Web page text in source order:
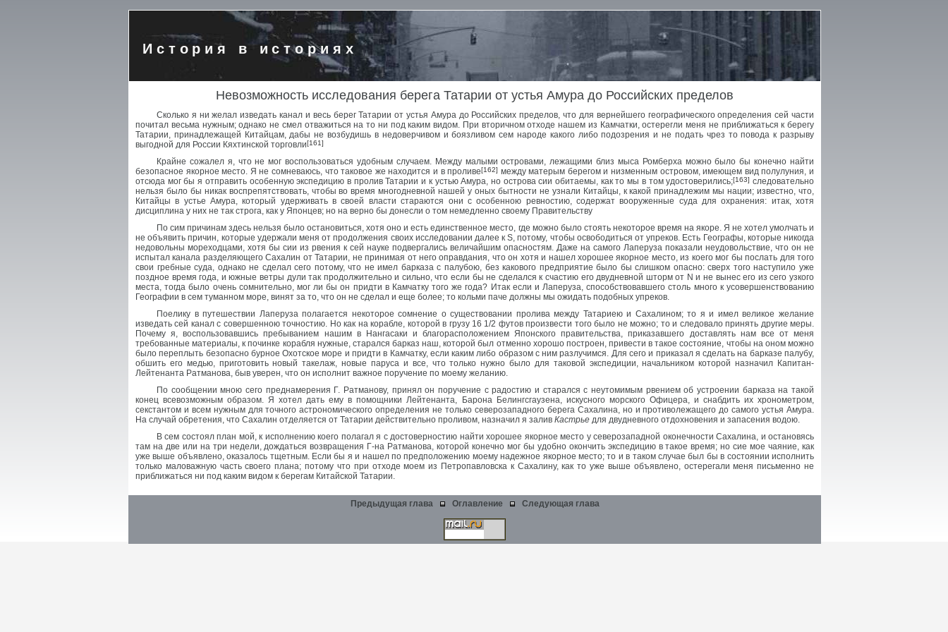
История в историях
Невозможность исследования берега Татарии от устья Амура до Российских пределов
Сколько я ни желал изведать канал и весь берег Татарии от устья Амура до Российских пределов, что для вернейшего географического определения сей части
почитал весьма нужным; однако не смел отважиться на то ни под каким видом. При вторичном отходе нашем из Камчатки, остерегли меня не приближаться к берегу
Татарии, принадлежащей Китайцам, дабы не возбудишь в недоверчивом и боязливом сем народе какого либо подозрения и не подать чрез то повода к разрыву
выгодной для России Кяхтинской торговли[161]
Крайне сожалел я, что не мог воспользоваться удобным случаем. Между малыми островами, лежащими близ мыса Ромберха можно было бы конечно найти
безопасное якорное место. Я не сомневаюсь, что таковое же находится и в проливе[162] между матерым берегом и низменным островом, имеющем вид полулуния, и
отсюда мог бы я отправить особенную экспедицию в пролив Татарии и к устью Амура, но острова сии обитаемы, как то мы в том удостоверились;[163] следовательно
нельзя было бы никак воспрепятствовать, чтобы во время многодневной нашей у оных бытности не узнали Китайцы, к какой принадлежим мы нации; известно, что,
Китайцы в устье Амура, который удерживать в своей власти стараются они с особенною ревностию, содержат вооруженные суда для охранения: итак, хотя
дисциплина у них не так строга, как у Японцев; но на верно бы донесли о том немедленно своему Правительству
По сим причинам здесь нельзя было остановиться, хотя оно и есть единственное место, где можно было стоять некоторое время на якоре. Я не хотел умолчать и
не объявить причин, которые удержали меня от продолжения своих исследовании далее к S, потому, чтобы освободиться от упреков. Есть Географы, которые никогда
недовольны мореходцами, хотя бы сии из рвения к сей науке подвергались величайшим опасностям. Даже на самого Лаперуза показали неудовольствие, что он не
испытал канала разделяющего Сахалин от Татарии, не принимая от него оправдания, что он хотя и нашел хорошее якорное место, из коего мог бы послать для того
свои гребные суда, однако не сделал сего потому, что не имел барказа с палубою, без какового предприятие было бы слишком опасно: сверх того наступило уже
поздное время года, и южные ветры дули так продолжительно и сильно, что если бы не сделался к счастию его двудневной шторм от N и не вынес его из сего узкого
места, тогда было очень сомнительно, мог ли бы он придти в Камчатку того же года? Итак если и Лаперуза, способствовавшего столь много к усовершенствованию
Географии в сем туманном море, винят за то, что он не сделал и еще более; то кольми паче должны мы ожидать подобных упреков.
Поелику в путешествии Лаперуза полагается некоторое сомнение о существовании пролива между Татариею и Сахалином; то я и имел великое желание
изведать сей канал с совершенною точностию. Но как на корабле, которой в грузу 16 1/2 футов произвести того было не можно; то и следовало принять другие меры.
Почему я, воспользовавшись пребыванием нашим в Нангасаки и благорасположением Японского правительства, приказавшего доставлять нам все от меня
требованные материалы, к починке корабля нужные, старался барказ наш, которой был отменно хорошо построен, привести в такое состояние, чтобы на оном можно
было переплыть безопасно бурное Охотское море и придти в Камчатку, если каким либо образом с ним разлучимся. Для сего и приказал я сделать на барказе палубу,
обшить его медью, приготовить новый такелаж, новые паруса и все, что только нужно было для таковой экспедиции, начальником которой назначил Капитан-
Лейтенанта Ратманова, быв уверен, что он исполнит важное поручение по моему желанию.
По сообщении мною сего преднамерения Г. Ратманову, принял он поручение с радостию и старался с неутомимым рвением об устроении барказа на такой
конец всевозможным образом. Я хотел дать ему в помощники Лейтенанта, Барона Белингсгаузена, искусного морского Офицера, и снабдить их хронометром,
секстантом и всем нужным для точного астрономического определения не только северозападного берега Сахалина, но и противолежащего до самого устья Амура.
На случай обретения, что Сахалин отделяется от Татарии действительно проливом, назначил я залив Кастрье для двудневного отдохновения и запасения водою.
В сем состоял план мой, к исполнению коего полагал я с достоверностию найти хорошее якорное место у северозападной оконечности Сахалина, и остановясь
там на две или на три недели, дождаться возвращения Г-на Ратманова, которой конечно мог бы удобно окончить экспедицию в такое время; но сие мое чаяние, как
уже выше объявлено, оказалось тщетным. Если бы я и нашел по предположению моему надежное якорное место; то и в таком случае был бы в состоянии исполнить
только маловажную часть своего плана; потому что при отходе моем из Петропавловска к Сахалину, как то уже выше объявлено, остерегали меня письменно не
приближаться ни под каким видом к берегам Китайской Татарии.
Предыдущая глава Оглавление Следующая глава